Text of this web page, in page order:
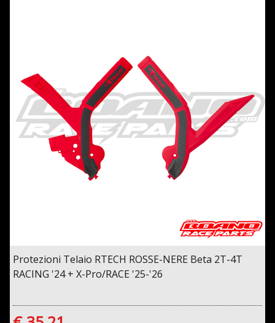
Protezioni Telaio RTECH ROSSE-NERE Beta 2T-4T
RACING '24 + X-Pro/RACE '25-'26